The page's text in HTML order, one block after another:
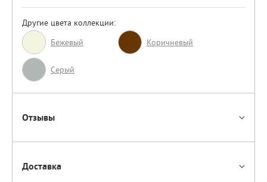
Другие цвета коллекции:
Бежевый
Коричневый
Серый
Отзывы
Доставка